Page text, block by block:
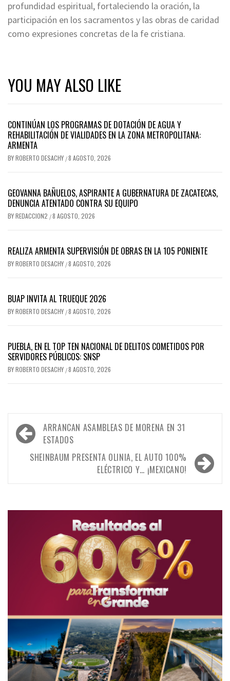
profundidad espiritual, fortaleciendo la oración, la
participación en los sacramentos y las obras de caridad
como expresiones concretas de la fe cristiana.
YOU MAY ALSO LIKE
CONTINÚAN LOS PROGRAMAS DE DOTACIÓN DE AGUA Y
REHABILITACIÓN DE VIALIDADES EN LA ZONA METROPOLITANA:
ARMENTA
BYROBERTO DESACHY /8 AGOSTO, 2026
GEOVANNA BAÑUELOS, ASPIRANTE A GUBERNATURA DE ZACATECAS,
DENUNCIA ATENTADO CONTRA SU EQUIPO
BYREDACCION2 /8 AGOSTO, 2026
REALIZA ARMENTA SUPERVISIÓN DE OBRAS EN LA 105 PONIENTE
BYROBERTO DESACHY /8 AGOSTO, 2026
BUAP INVITA AL TRUEQUE 2026
BYROBERTO DESACHY /8 AGOSTO, 2026
PUEBLA, EN EL TOP TEN NACIONAL DE DELITOS COMETIDOS POR
SERVIDORES PÚBLICOS: SNSP
BYROBERTO DESACHY /8 AGOSTO, 2026
Navegación
de
entradas
ARRANCAN ASAMBLEAS DE MORENA EN 31
ESTADOS
SHEINBAUM PRESENTA OLINIA, EL AUTO 100%
ELÉCTRICO Y… ¡MEXICANO!